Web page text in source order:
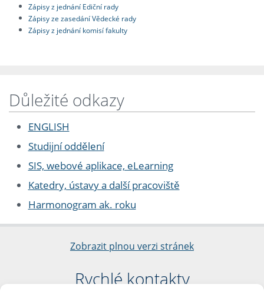
Zápisy z jednání Ediční rady
Zápisy ze zasedání Vědecké rady
Zápisy z jednání komisí fakulty
Důležité odkazy
ENGLISH
Studijní oddělení
SIS, webové aplikace, eLearning
Katedry, ústavy a další pracoviště
Harmonogram ak. roku
Zobrazit plnou verzi stránek
Rychlé kontakty